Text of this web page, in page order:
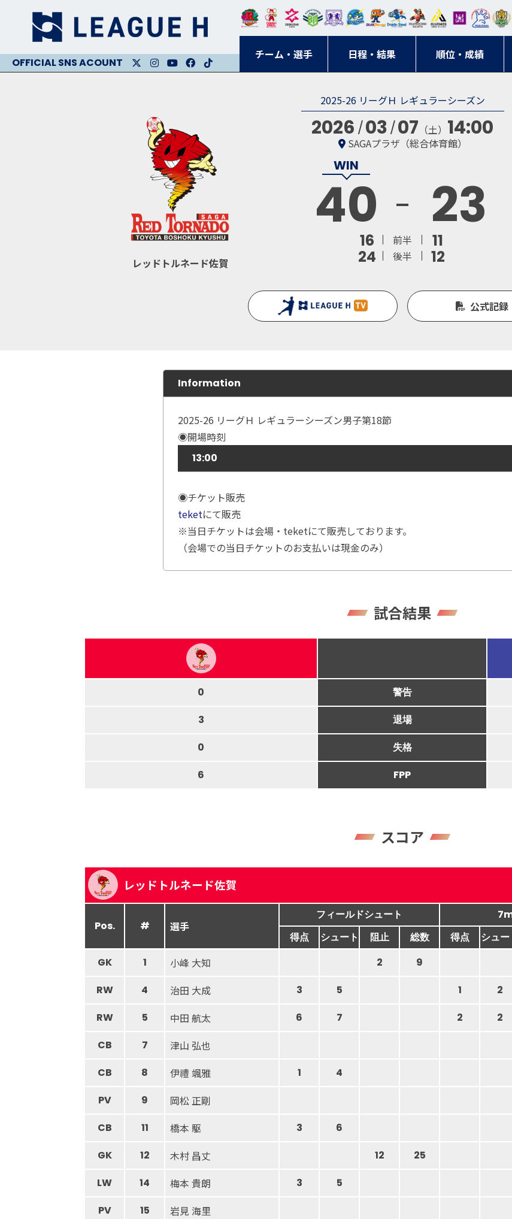
チーム・選手 日程・結果 順位・成績
東日
本レ
ガロ
オー
ソル
埼玉
クス
ター
東京
BM
川
ドリ
ーム
ス
寺ブ
ルー
サン
ーフ
ァル
コン
屋
ニッ キン
ス大
阪
エゾハン
ブ
2025-26 リーグＨ レギュラーシーズン
レッドトルネード佐賀
2026 03 07 （土） 14:00
SAGAプラザ（総合体育館）
40 23
16 前半
11
24
後半 12
公式記録
Information
2025-26 リーグＨ レギュラーシーズン男子第18節
◉開場時刻
13:00
◉チケット販売
teketにて販売
※当日チケットは会場・teketにて販売しております。
（会場での当日チケットのお支払いは現金のみ）
試合結果
0 警告
3
退場
0
失格
6
FPP
スコア
レッドトルネード佐賀
Pos. # 選手
フィールドシュート
得点
シュート 阻止 総数 得点 シュー
GK
1 小峰 大知 2 9
RW
4 治田 大成 3 5 1
2
RW
5 中田 航太 6 7 2
2
CB
7 津山 弘也
CB 8 伊禮 颯雅 1
4
PV
9 岡松 正剛
CB
11 橋本 駆 3 6
GK
12 木村 昌丈 12 25
LW
14 梅本 貴朗 3
5
PV
15 岩見 海里